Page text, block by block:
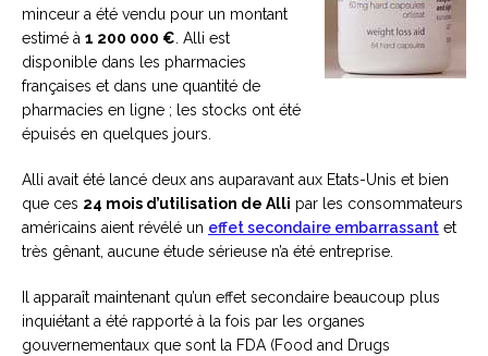
minceur a été vendu pour un montant
estimé à 1 200 000 € . Alli est
disponible dans les pharmacies
françaises et dans une quantité de
pharmacies en ligne ; les stocks ont été
épuisés en quelques jours.
Alli avait été lancé deux ans auparavant aux Etats-Unis et bien
que ces 24 mois d’utilisation de Alli par les consommateurs
américains aient révélé un effet secondaire embarrassant et
très gênant, aucune étude sérieuse n’a été entreprise.
Il apparaît maintenant qu’un effet secondaire beaucoup plus
inquiétant a été rapporté à la fois par les organes
gouvernementaux que sont la FDA (Food and Drugs